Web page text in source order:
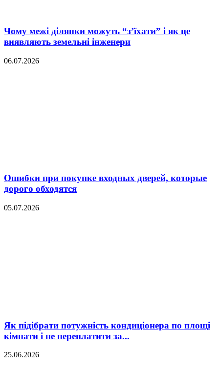
Чому межі ділянки можуть “з’їхати” і як це
виявляють земельні інженери
06.07.2026
Ошибки при покупке входных дверей, которые
дорого обходятся
05.07.2026
Як підібрати потужність кондиціонера по площі
кімнати і не переплатити за...
25.06.2026